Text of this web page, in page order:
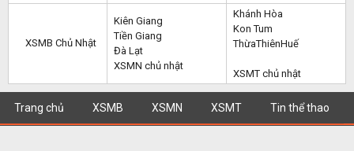
XSMB Chủ Nhật
Kiên Giang
Tiền Giang
Đà Lạt
XSMN chủ nhật
Khánh Hòa
Kon Tum
ThừaThiênHuế
XSMT chủ nhật
Trang chủ XSMB XSMN XSMT Tin thể thao